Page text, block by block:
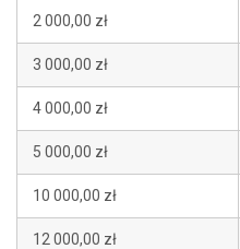
2 000,00 zł
3 000,00 zł
4 000,00 zł
5 000,00 zł
10 000,00 zł
12 000,00 zł